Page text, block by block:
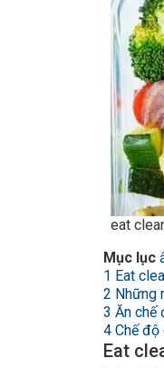
eat
Mục lục
1 Eat
2 Những
3 Ăn chế
4 Chế độ
Eat